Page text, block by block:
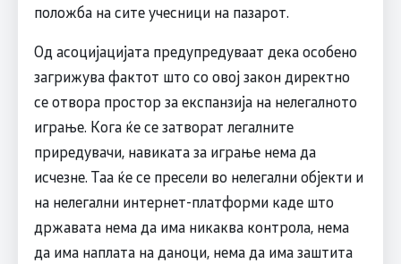
положба на сите учесници на пазарот.
Од асоцијацијата предупредуваат дека особено
загрижува фактот што со овој закон директно
се отвора простор за експанзија на нелегалното
играње. Кога ќе се затворат легалните
приредувачи, навиката за играње нема да
исчезне. Таа ќе се пресели во нелегални објекти и
на нелегални интернет-платформи каде што
државата нема да има никаква контрола, нема
да има наплата на даноци, нема да има заштита